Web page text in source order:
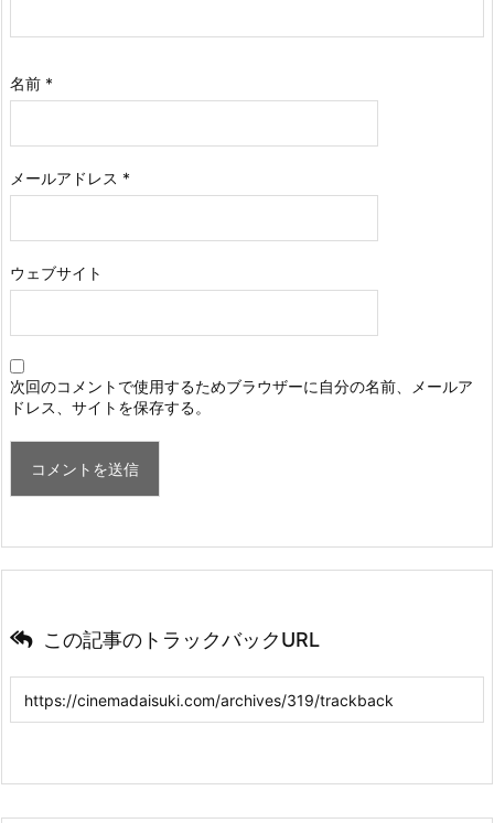
名前 *
メールアドレス *
ウェブサイト
次回のコメントで使用するためブラウザーに自分の名前、メールア
ドレス、サイトを保存する。
この記事のトラックバックURL